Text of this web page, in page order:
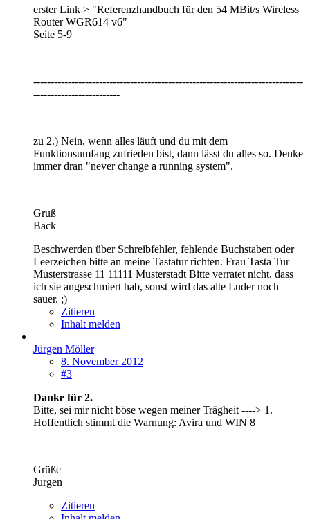
erster Link > "Referenzhandbuch für den 54 MBit/s Wireless
Router WGR614 v6"
Seite 5-9
------------------------------------------------------------------------------
-------------------------
zu 2.) Nein, wenn alles läuft und du mit dem
Funktionsumfang zufrieden bist, dann lässt du alles so. Denke
immer dran "never change a running system".
Gruß
Back
Beschwerden über Schreibfehler, fehlende Buchstaben oder
Leerzeichen bitte an meine Tastatur richten. Frau Tasta Tur
Musterstrasse 11 11111 Musterstadt Bitte verratet nicht, dass
ich sie angeschmiert hab, sonst wird das alte Luder noch
sauer. ;)
Zitieren
Inhalt melden
Jürgen Möller
8. November 2012
#3
Danke für 2.
Bitte, sei mir nicht böse wegen meiner Trägheit ----> 1.
Hoffentlich stimmt die Warnung: Avira und WIN 8
Grüße
Jurgen
Zitieren